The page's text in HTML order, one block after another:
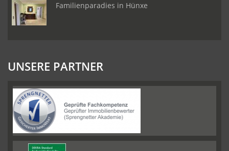
Familienparadies in Hünxe
UNSERE PARTNER